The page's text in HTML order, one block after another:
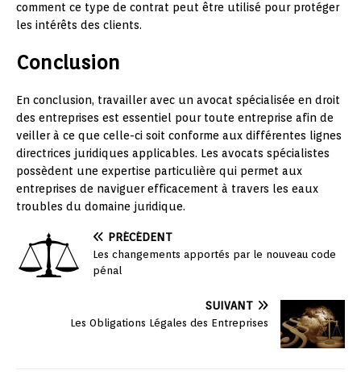
comment ce type de contrat peut être utilisé pour protéger
les intérêts des clients.
Conclusion
En conclusion, travailler avec un avocat spécialisée en droit
des entreprises est essentiel pour toute entreprise afin de
veiller à ce que celle-ci soit conforme aux différentes lignes
directrices juridiques applicables. Les avocats spécialistes
possèdent une expertise particulière qui permet aux
entreprises de naviguer efficacement à travers les eaux
troubles du domaine juridique.
PRÉCÉDENT
Les changements apportés par le nouveau code
pénal
SUIVANT
Les Obligations Légales des Entreprises